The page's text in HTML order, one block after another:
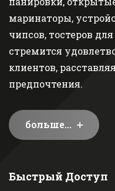
маринаторы,
чипсов, тостеров
стремится
клиентов,
предпочтения.
больше...
Быстрый Доступ